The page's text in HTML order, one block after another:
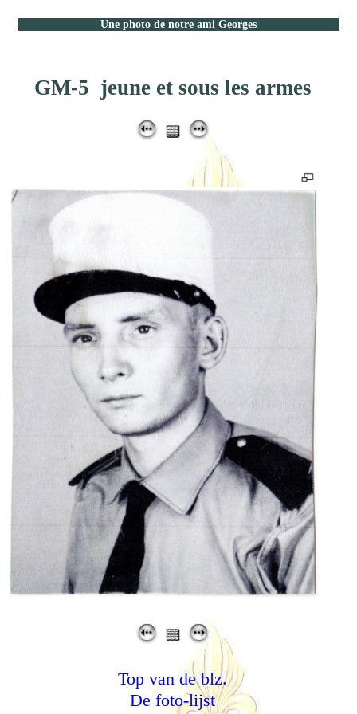
Une photo de notre ami Georges
GM-5 jeune et sous les armes
Top van de blz.
De foto-lijst